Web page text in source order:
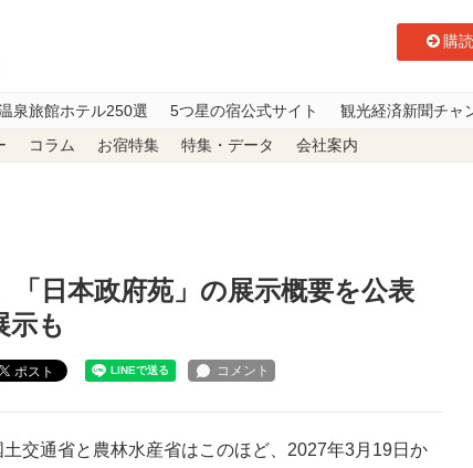
購
泉旅館ホテル250選 5つ星の宿公式サイト 観光経済新聞チャ
コラム お宿特集 特集・データ 会社案内
ポ、「日本政府苑」の展示概要を公表 体験型シアターや盆栽展示も
「日本政府苑」の展示概要を公表
示も
ポスト
交通省と農林水産省はこのほど、2027年3月19日か